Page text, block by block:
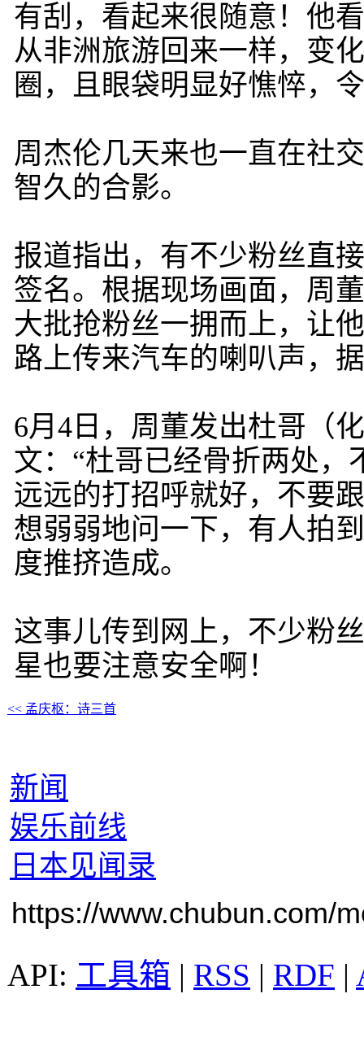
有刮，看起来很随意！他
从非洲旅游回来一样，变
圈，且眼袋明显好憔悴，
周杰伦几天来也一直在社
智久的合影。
报道指出，有不少粉丝直
签名。根据现场画面，周
大批抢粉丝一拥而上，让
路上传来汽车的喇叭声，
6月4日，周董发出杜哥（
文：“杜哥已经骨折两处
远远的打招呼就好，不要
想弱弱地问一下，有人拍
度推挤造成。
这事儿传到网上，不少粉
星也要注意安全啊！
<< 孟庆枢：诗三首
新闻
娱乐前线
日本见闻录
https://www.chubun.com/
工具箱 | RSS | RDF |